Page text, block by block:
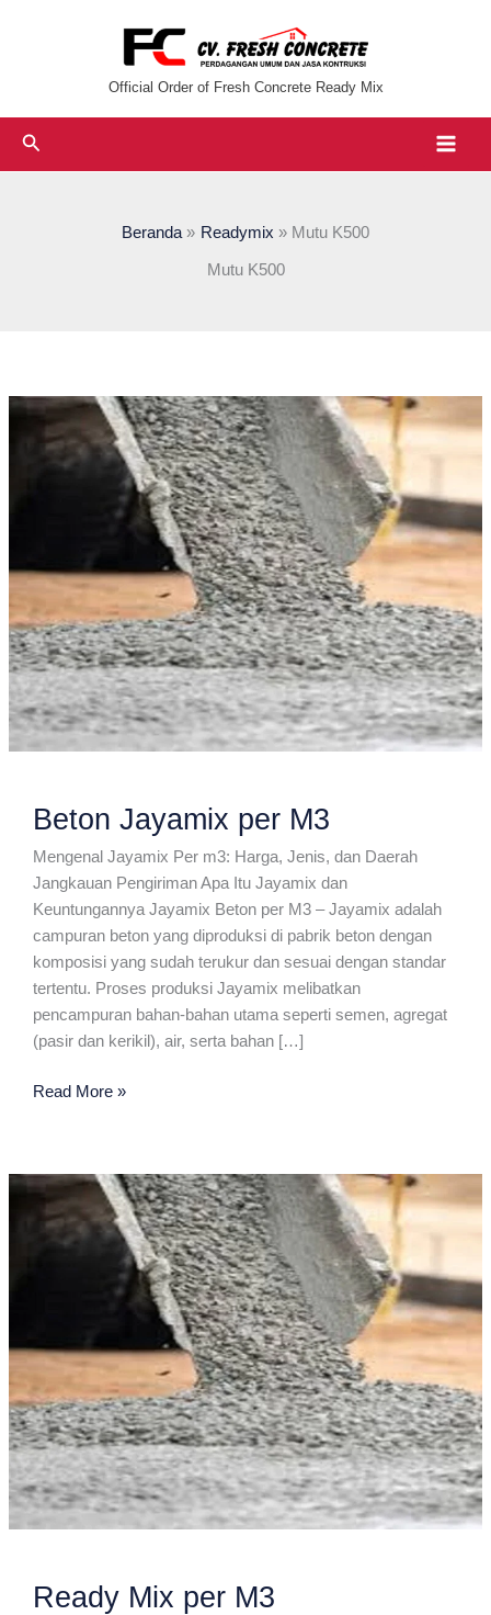
Official Order of Fresh Concrete Ready Mix
Cari
Beranda Readymix Mutu K500
Mutu K500
Beton Jayamix per M3
Mengenal Jayamix Per m3: Harga, Jenis, dan Daerah
Jangkauan Pengiriman Apa Itu Jayamix dan
Keuntungannya Jayamix Beton per M3 – Jayamix adalah
campuran beton yang diproduksi di pabrik beton dengan
komposisi yang sudah terukur dan sesuai dengan standar
tertentu. Proses produksi Jayamix melibatkan
pencampuran bahan-bahan utama seperti semen, agregat
(pasir dan kerikil), air, serta bahan […]
Beton
Read More »
Ready Mix per M3